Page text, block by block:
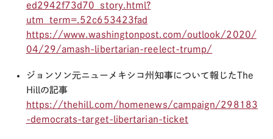
ed2942f73d70_story.html?
utm_term=.52c653423fad
https://www.washingtonpost.com/outlook/2020/
04/29/amash-libertarian-reelect-trump/
ジョンソン元ニューメキシコ州知事について報じたThe
Hillの記事
https://thehill.com/homenews/campaign/298183
-democrats-target-libertarian-ticket